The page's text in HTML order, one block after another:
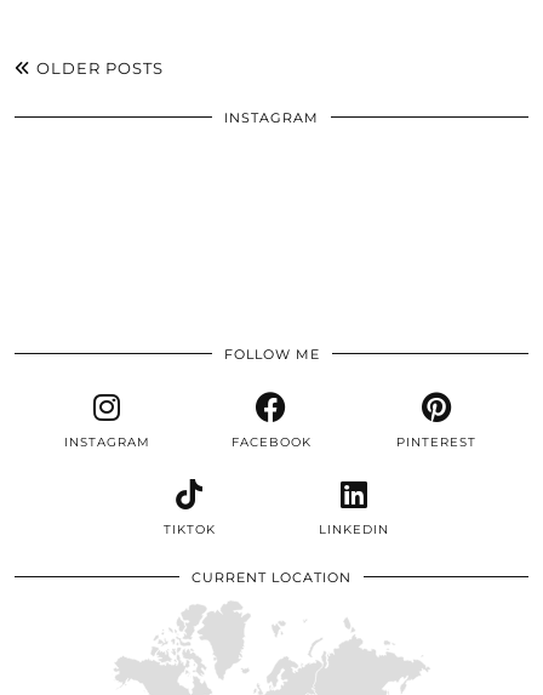
OLDER POSTS
INSTAGRAM
FOLLOW ME
INSTAGRAM FACEBOOK PINTEREST
TIKTOK LINKEDIN
CURRENT LOCATION